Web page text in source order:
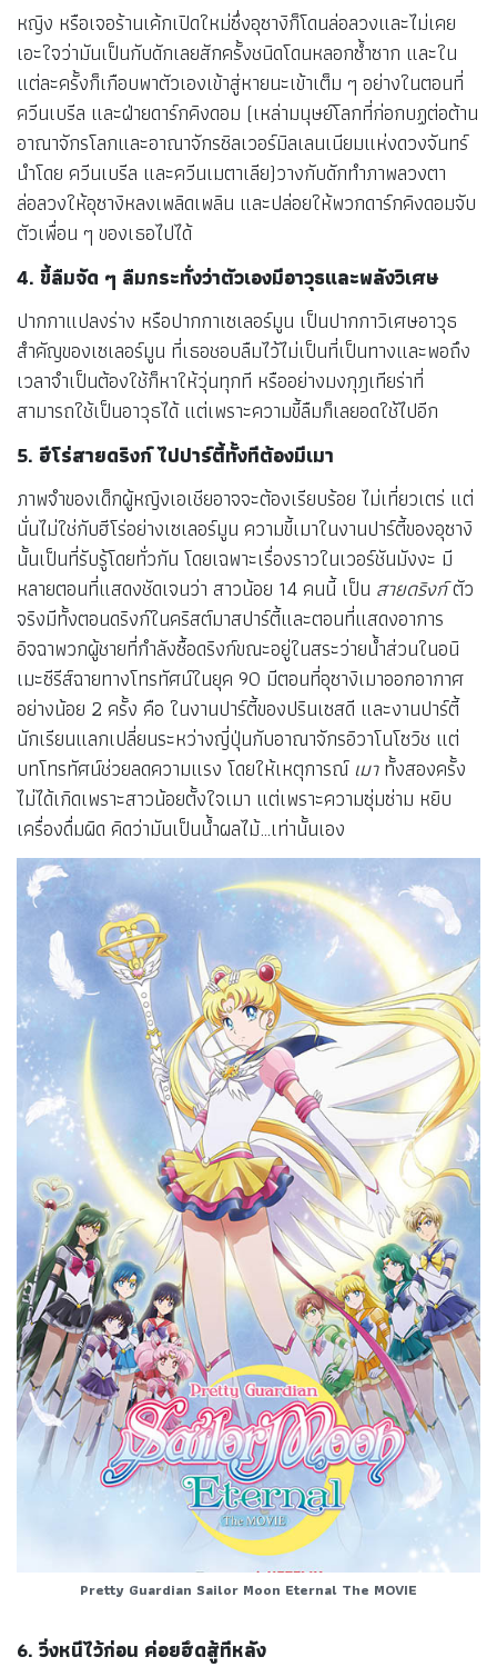
หญิง หรือเจอร้านเค้กเปิดใหม่ซึ่งอุซางิก็โดนล่อลวงและไม่เคย
เอะใจว่ามันเป็นกับดักเลยสักครั้งชนิดโดนหลอกซ้ำซาก และใน
แต่ละครั้งก็เกือบพาตัวเองเข้าสู่หายนะเข้าเต็ม ๆ อย่างในตอนที่
ควีนเบรีล และฝ่ายดาร์กคิงดอม (เหล่ามนุษย์โลกที่ก่อกบฏต่อต้าน
อาณาจักรโลกและอาณาจักรซิลเวอร์มิลเลนเนียมแห่งดวงจันทร์
นำโดย ควีนเบรีล และควีนเมตาเลีย)วางกับดักทำภาพลวงตา
ล่อลวงให้อุซางิหลงเพลิดเพลิน และปล่อยให้พวกดาร์กคิงดอมจับ
ตัวเพื่อน ๆ ของเธอไปได้
4. ขี้ลืมจัด ๆ ลืมกระทั่งว่าตัวเองมีอาวุธและพลังวิเศษ
ปากกาแปลงร่าง หรือปากกาเซเลอร์มูน เป็นปากกาวิเศษอาวุธ
สำคัญของเซเลอร์มูน ที่เธอชอบลืมไว้ไม่เป็นที่เป็นทางและพอถึง
เวลาจำเป็นต้องใช้ก็หาให้วุ่นทุกที หรืออย่างมงกุฎเทียร่าที่
สามารถใช้เป็นอาวุธได้ แต่เพราะความขี้ลืมก็เลยอดใช้ไปอีก
5. ฮีโร่สายดริงก์ ไปปาร์ตี้ทั้งทีต้องมีเมา
ภาพจำของเด็กผู้หญิงเอเชียอาจจะต้องเรียบร้อย ไม่เที่ยวเตร่ แต่
นั่นไม่ใช่กับฮีโร่อย่างเซเลอร์มูน ความขี้เมาในงานปาร์ตี้ของอุซางิ
นั้นเป็นที่รับรู้โดยทั่วกัน โดยเฉพาะเรื่องราวในเวอร์ชันมังงะ มี
หลายตอนที่แสดงชัดเจนว่า สาวน้อย 14 คนนี้ เป็น สายดริงก์ตัว
จริงมีทั้งตอนดริงก์ในคริสต์มาสปาร์ตี้และตอนที่แสดงอาการ
อิจฉาพวกผู้ชายที่กำลังซื้อดริงก์ขณะอยู่ในสระว่ายน้ำส่วนในอนิ
เมะซีรีส์ฉายทางโทรทัศน์ในยุค 90 มีตอนที่อุซางิเมาออกอากาศ
อย่างน้อย 2 ครั้ง คือ ในงานปาร์ตี้ของปรินเซสดี และงานปาร์ตี้
นักเรียนแลกเปลี่ยนระหว่างญี่ปุ่นกับอาณาจักรอิวาโนโซวิช แต่
บทโทรทัศน์ช่วยลดความแรง โดยให้เหตุการณ์ เมาทั้งสองครั้ง
ไม่ได้เกิดเพราะสาวน้อยตั้งใจเมา แต่เพราะความซุ่มซ่าม หยิบ
เครื่องดื่มผิด คิดว่ามันเป็นน้ำผลไม้…เท่านั้นเอง
Pretty Guardian Sailor Moon Eternal The MOVIE
6. วิ่งหนีไว้ก่อน ค่อยฮึดสู้ทีหลัง